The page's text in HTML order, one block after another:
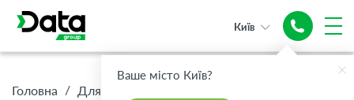
Ваше місто Київ?
Київ
Головна / Для Дому